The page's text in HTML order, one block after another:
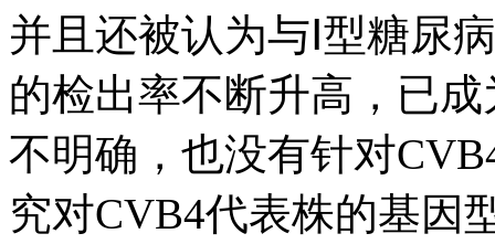
并且还被认为与Ⅰ型糖尿
的检出率不断升高，已
不明确，也没有针对
究对CVB4代表株的基因